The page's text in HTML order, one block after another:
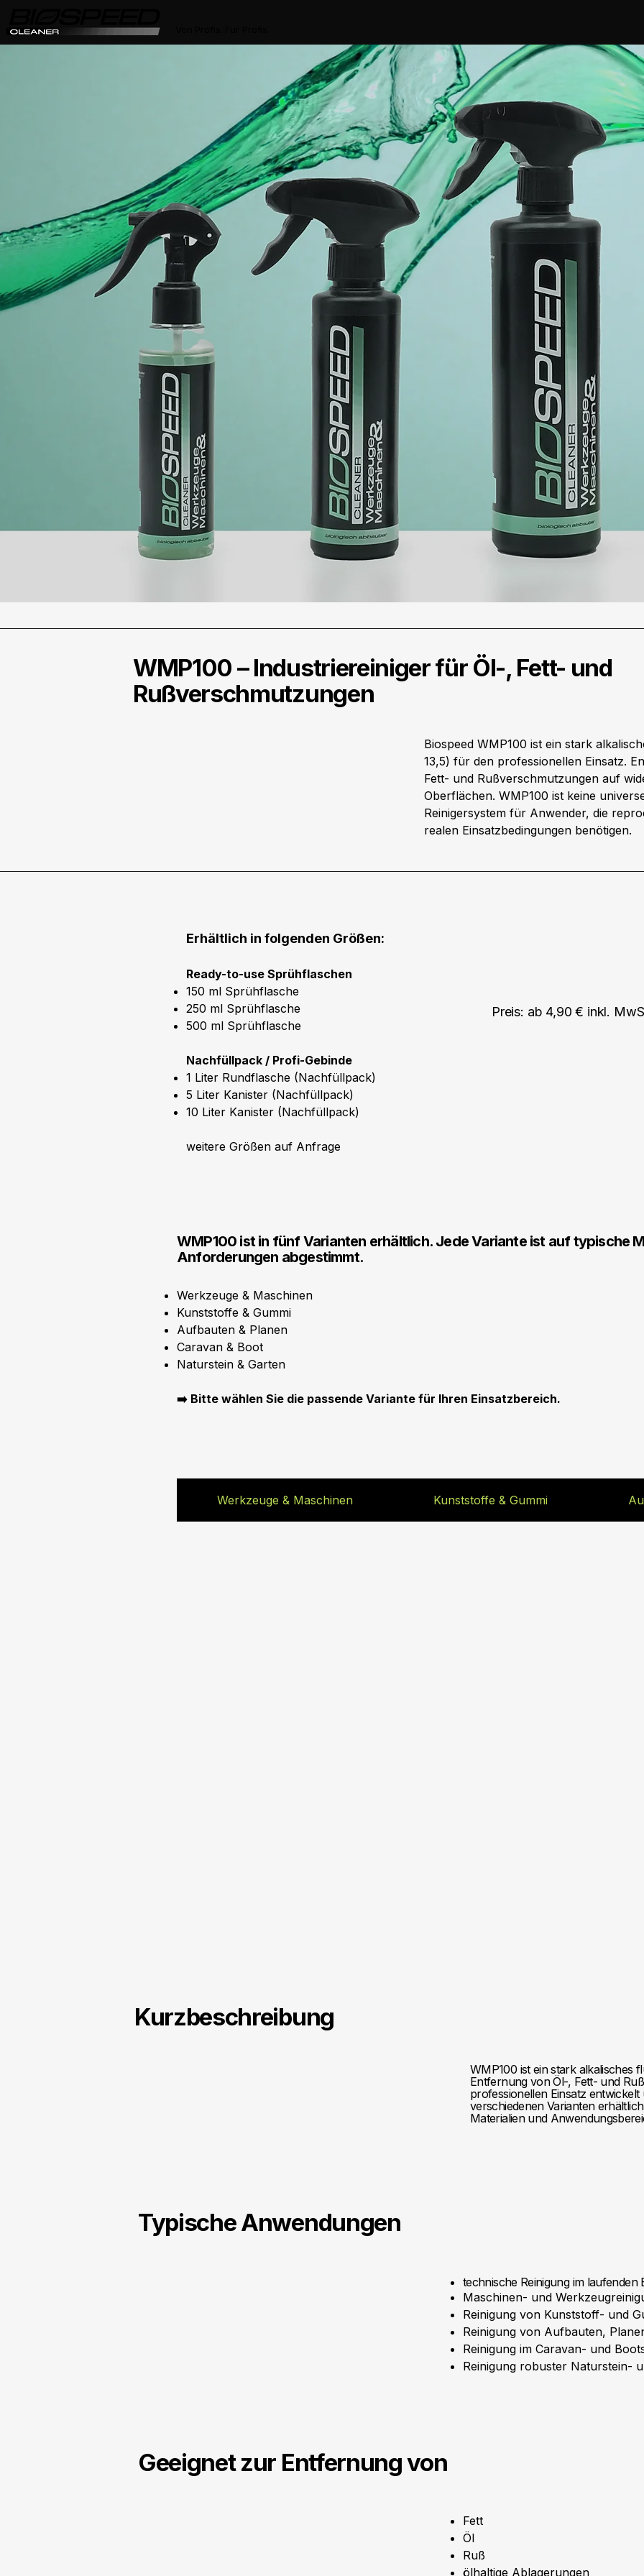
WMP100 – Industriereiniger für Öl-, Fett- und
Rußverschmutzungen
Biospeed WMP100 ist ein stark
13,5) für den professionellen Einsatz.
Fett- und Rußverschmutzungen auf
Oberflächen. WMP100 ist keine
Reinigersystem für Anwender, die
realen Einsatzbedingungen benötigen.
Erhältlich in folgenden Größen:
Ready-to-use Sprühflaschen
150 ml Sprühflasche
250 ml Sprühflasche
500 ml Sprühflasche
Nachfüllpack / Profi-Gebinde
1 Liter Rundflasche (Nachfüllpack)
5 Liter Kanister (Nachfüllpack)
10 Liter Kanister (Nachfüllpack)
weitere Größen auf Anfrage
Preis: ab 4,90 € inkl.
WMP100 ist in fünf Varianten erhältlich. Jede Variante ist auf typische
Anforderungen abgestimmt.
Werkzeuge & Maschinen
Kunststoffe & Gummi
Aufbauten & Planen
Caravan & Boot
Naturstein & Garten
➡️ Bitte wählen Sie die passende Variante für Ihren Einsatzbereich.
Werkzeuge & Maschinen Kunststoffe & Gummi
Kurzbeschreibung
WMP100 ist ein stark alkalisches
Entfernung von Öl-, Fett- und
professionellen Einsatz
verschiedenen Varianten
Materialien und
Typische Anwendungen
technische Reinigung im laufenden
Maschinen- und
Reinigung von Kunststoff- und
Reinigung von Aufbauten,
Reinigung im Caravan- und
Reinigung robuster Naturstein-
Geeignet zur Entfernung von
Fett
Öl
Ruß
ölhaltige Ablagerungen